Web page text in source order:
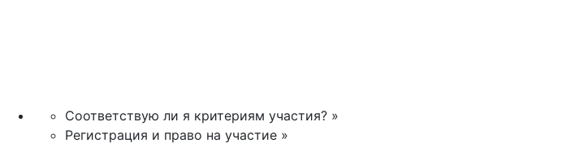
Соответствую ли я критериям участия? »
Регистрация и право на участие »